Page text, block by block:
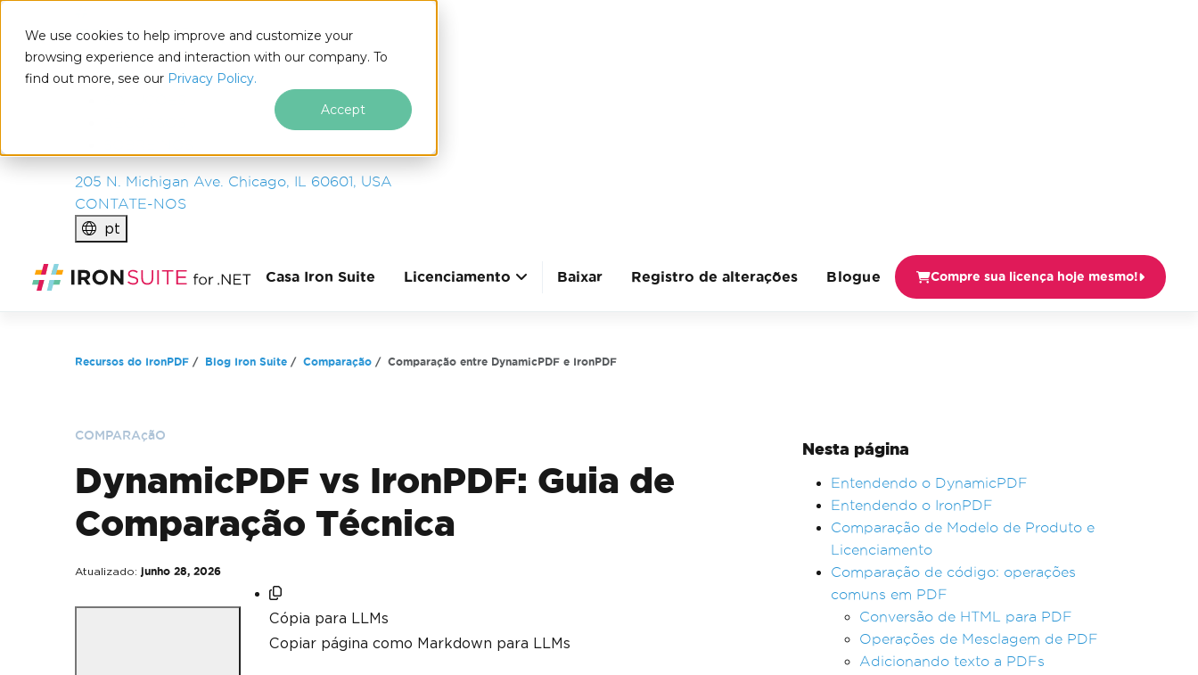
We use cookies to help improve and customize your
browsing experience and interaction with our company. To
find out more, see our Privacy Policy.
Accept
IRONSOFTWARE
PRODUTOS
EMPRESA
205 N. Michigan Ave. Chicago, IL 60601, USA
CONTATE-NOS
pt
Casa Iron Suite
Licenciamento Baixar Registro de alterações Blogue Compre sua licença hoje mesmo!
Recursos do IronPDF Blog Iron Suite Comparação Comparação entre DynamicPDF e IronPDF
COMPARAçãO
DynamicPDF vs IronPDF: Guia de
Comparação Técnica
Atualizado: junho 28, 2026
Cópia para LLMs
Copiar página como Markdown para LLMs
Nesta página
Entendendo o DynamicPDF
Entendendo o IronPDF
Comparação de Modelo de Produto e
Licenciamento
Comparação de código: operações
comuns em PDF
Conversão de HTML para PDF
Operações de Mesclagem de PDF
Adicionando texto a PDFs